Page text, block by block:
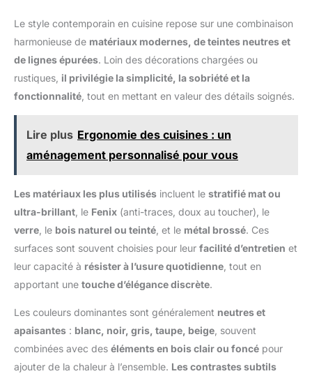
Le style contemporain en cuisine repose sur une combinaison
harmonieuse de matériaux modernes, de teintes neutres et
de lignes épurées. Loin des décorations chargées ou
rustiques, il privilégie la simplicité, la sobriété et la
fonctionnalité , tout en mettant en valeur des détails soignés.
Lire plus Ergonomie des cuisines : un
aménagement personnalisé pour vous
Les matériaux les plus utilisés incluent le stratifié mat ou
ultra-brillant , le Fenix (anti-traces, doux au toucher), le
verre , le bois naturel ou teinté , et le métal brossé. Ces
surfaces sont souvent choisies pour leur facilité d’entretien et
leur capacité à résister à l’usure quotidienne , tout en
apportant une touche d’élégance discrète.
Les couleurs dominantes sont généralement neutres et
apaisantes : blanc, noir, gris, taupe, beige , souvent
combinées avec des éléments en bois clair ou foncé pour
ajouter de la chaleur à l’ensemble. Les contrastes subtils